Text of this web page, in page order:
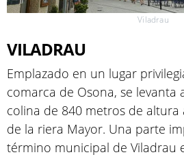
Viladrau
VILADRAU
Emplazado en un lugar
comarca de Osona, se levanta
colina de 840 metros de altura
de la riera Mayor. Una parte
término municipal de Viladrau